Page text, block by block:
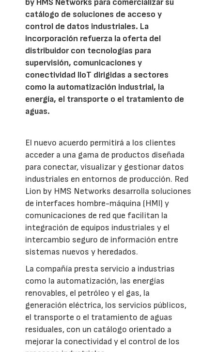
by HMS Networks para comercializar su
catálogo de soluciones de acceso y
control de datos industriales. La
incorporación refuerza la oferta del
distribuidor con tecnologías para
supervisión, comunicaciones y
conectividad IIoT dirigidas a sectores
como la automatización industrial, la
energía, el transporte o el tratamiento de
aguas.
El nuevo acuerdo permitirá a los clientes
acceder a una gama de productos diseñada
para conectar, visualizar y gestionar datos
industriales en entornos de producción. Red
Lion by HMS Networks desarrolla soluciones
de interfaces hombre-máquina (HMI) y
comunicaciones de red que facilitan la
integración de equipos industriales y el
intercambio seguro de información entre
sistemas nuevos y heredados.
La compañía presta servicio a industrias
como la automatización, las energías
renovables, el petróleo y el gas, la
generación eléctrica, los servicios públicos,
el transporte o el tratamiento de aguas
residuales, con un catálogo orientado a
mejorar la conectividad y el control de los